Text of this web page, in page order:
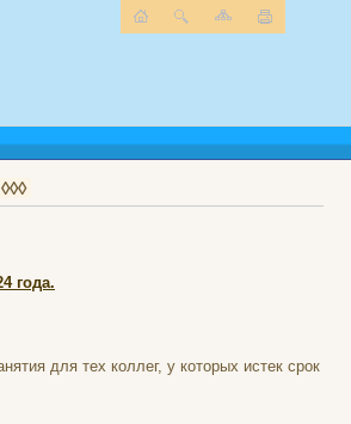
года.
для тех коллег, у которых истек срок